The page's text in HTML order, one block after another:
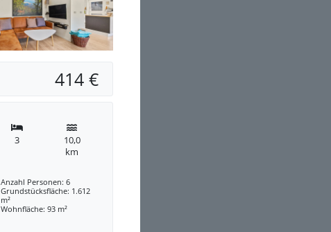
414 €
3
10,0
km
Anzahl Personen: 6
Grundstücksfläche: 1.612
m²
Wohnfläche: 93 m²